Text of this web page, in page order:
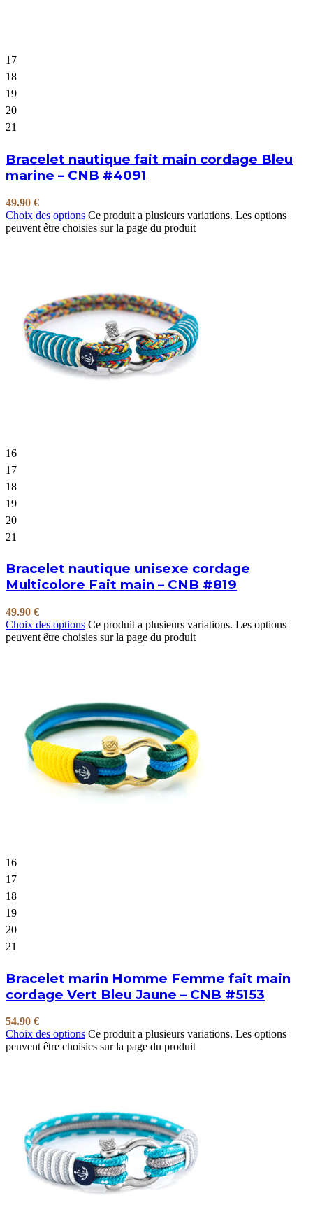
17
18
19
20
21
Bracelet nautique fait main cordage Bleu
marine – CNB #4091
49.90 €
Choix des options Ce produit a plusieurs variations. Les options
peuvent être choisies sur la page du produit
16
17
18
19
20
21
Bracelet nautique unisexe cordage
Multicolore Fait main – CNB #819
49.90 €
Choix des options Ce produit a plusieurs variations. Les options
peuvent être choisies sur la page du produit
16
17
18
19
20
21
Bracelet marin Homme Femme fait main
cordage Vert Bleu Jaune – CNB #5153
54.90 €
Choix des options Ce produit a plusieurs variations. Les options
peuvent être choisies sur la page du produit